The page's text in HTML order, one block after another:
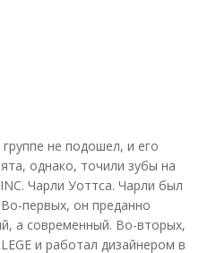
не подошел, и его
однако, точили зубы на
Чарли Уоттса. Чарли был
первых, он преданно
а современный. Во-вторых,
и работал дизайнером в